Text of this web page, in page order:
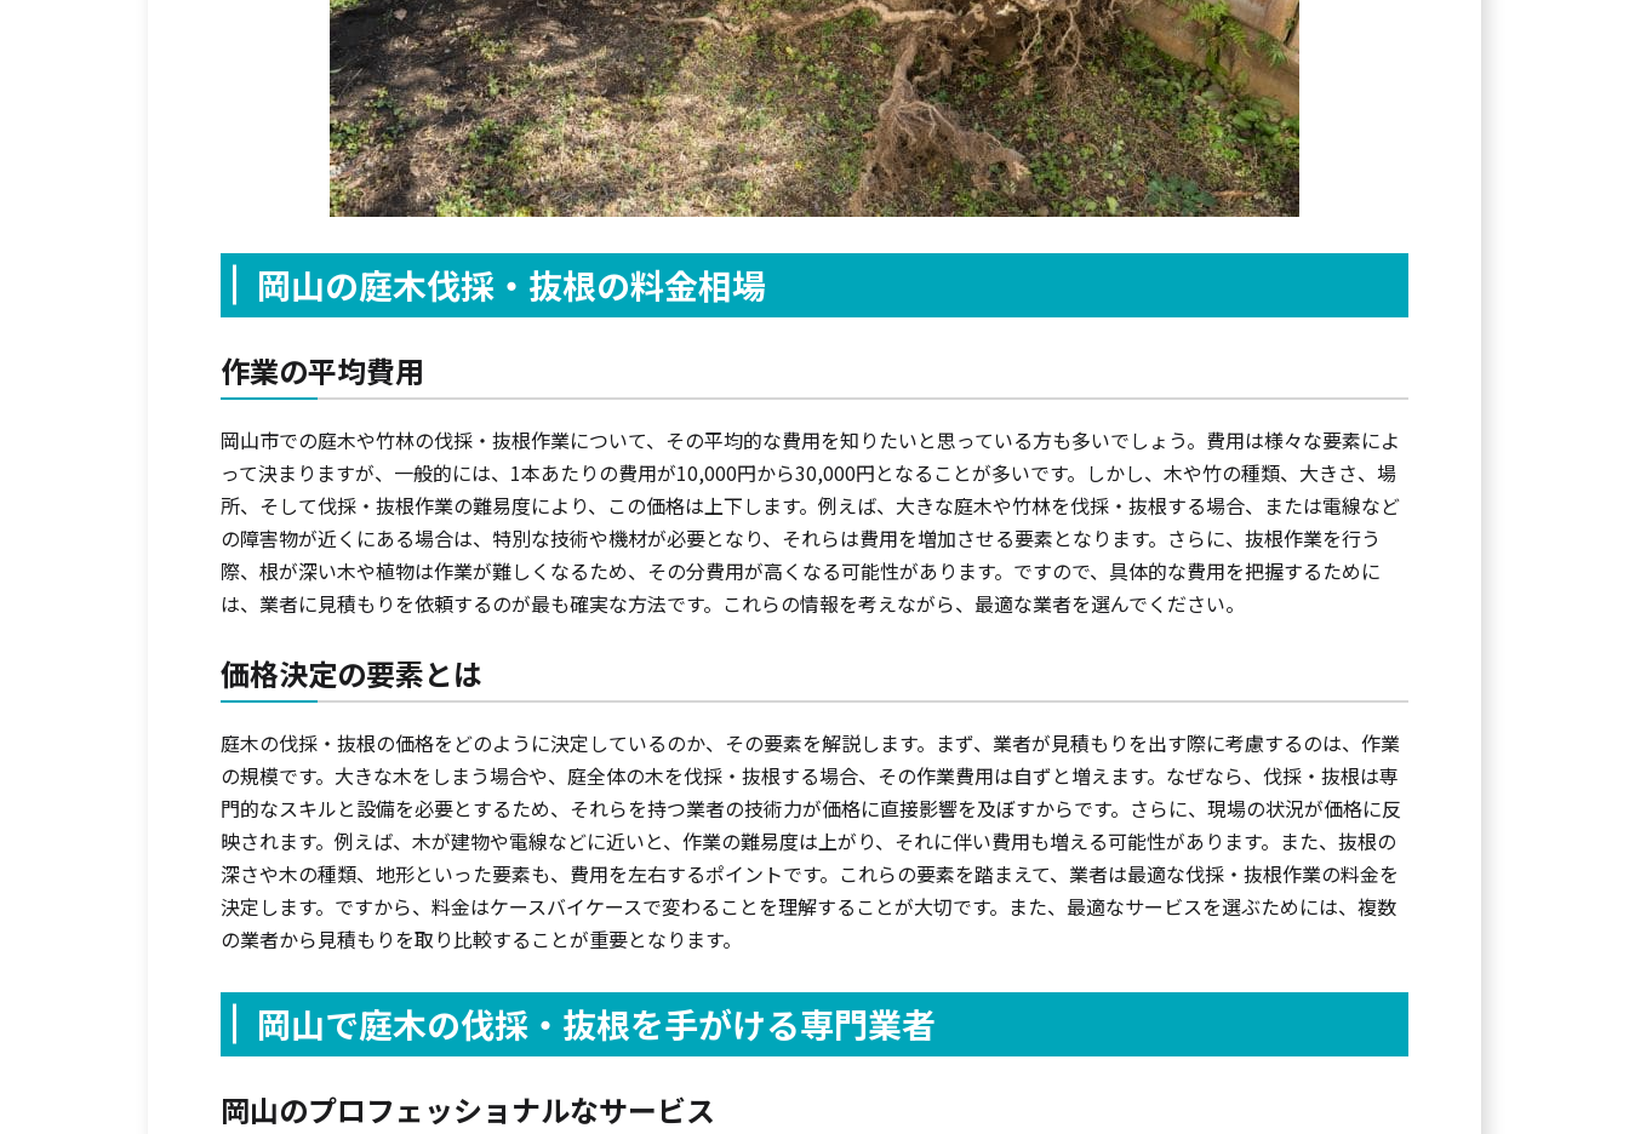
岡山の庭木伐採・抜根の料金相場
作業の平均費用
岡山市での庭木や竹林の伐採・抜根作業について、その平均的な費用を知りたいと思っている方も多いでしょう。費用は様々な要素によ
って決まりますが、一般的には、1本あたりの費用が10,000円から30,000円となることが多いです。しかし、木や竹の種類、大きさ、場
所、そして伐採・抜根作業の難易度により、この価格は上下します。例えば、大きな庭木や竹林を伐採・抜根する場合、または電線など
の障害物が近くにある場合は、特別な技術や機材が必要となり、それらは費用を増加させる要素となります。さらに、抜根作業を行う
際、根が深い木や植物は作業が難しくなるため、その分費用が高くなる可能性があります。ですので、具体的な費用を把握するために
は、業者に見積もりを依頼するのが最も確実な方法です。これらの情報を考えながら、最適な業者を選んでください。
価格決定の要素とは
庭木の伐採・抜根の価格をどのように決定しているのか、その要素を解説します。まず、業者が見積もりを出す際に考慮するのは、作業
の規模です。大きな木をしまう場合や、庭全体の木を伐採・抜根する場合、その作業費用は自ずと増えます。なぜなら、伐採・抜根は専
門的なスキルと設備を必要とするため、それらを持つ業者の技術力が価格に直接影響を及ぼすからです。さらに、現場の状況が価格に反
映されます。例えば、木が建物や電線などに近いと、作業の難易度は上がり、それに伴い費用も増える可能性があります。また、抜根の
深さや木の種類、地形といった要素も、費用を左右するポイントです。これらの要素を踏まえて、業者は最適な伐採・抜根作業の料金を
決定します。ですから、料金はケースバイケースで変わることを理解することが大切です。また、最適なサービスを選ぶためには、複数
の業者から見積もりを取り比較することが重要となります。
岡山で庭木の伐採・抜根を手がける専門業者
岡山のプロフェッショナルなサービス